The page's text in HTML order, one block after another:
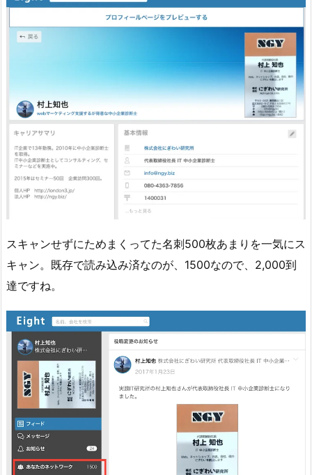
スキャンせずにためまくってた名刺500枚あまりを一気にス
キャン。既存で読み込み済なのが、1500なので、2,000到
達ですね。